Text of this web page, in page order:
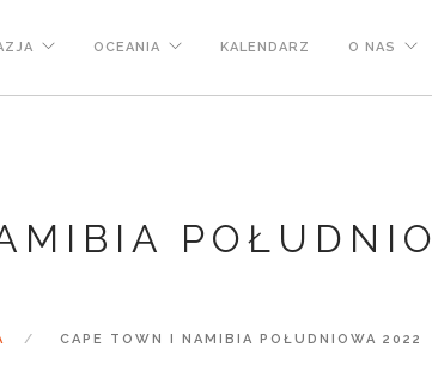
OCEANIA KALENDARZ O NAS
CAPE TOWN I NAMIBIA POŁUDNIOWA 2022